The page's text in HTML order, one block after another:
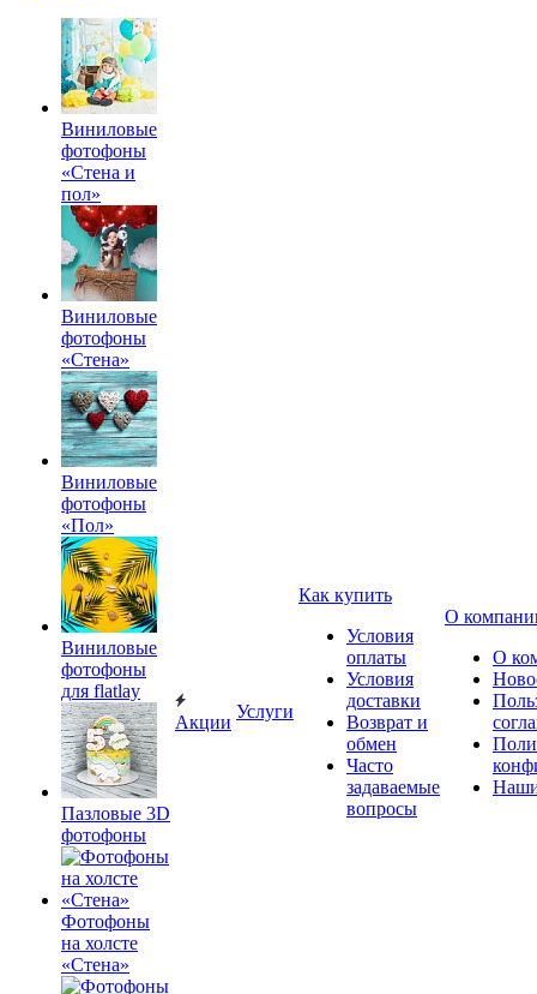
Виниловые
фотофоны
«Стена и
пол»
Виниловые
фотофоны
«Стена»
Виниловые
фотофоны
«Пол»
Виниловые
фотофоны
для flatlay
Пазловые 3D
фотофоны
Фотофоны
на холсте
«Стена»
Акции
Услуги
Как купить
Условия
оплаты
Условия
доставки
Возврат и
обмен
Часто
задаваемые
вопросы
О
О